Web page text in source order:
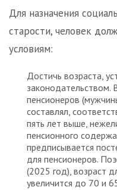
Для назначения
старости, человек
условиям:
Достичь возраста,
законодательством.
пенсионеров
составлял,
пять лет выше,
пенсионного
предписывается
для пенсионеров.
(2025 год), возраст
увеличится до 70 и